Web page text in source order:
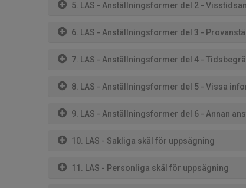
5. LAS - Anställningsformer del 2 -
6. LAS - Anställningsformer del 3 -
7. LAS - Anställningsformer del 4 -
8. LAS - Anställningsformer del 5 - Vissa
9. LAS - Anställningsformer del 6 - Annan
10. LAS - Sakliga skäl för uppsägning
11. LAS - Personliga skäl för uppsägning